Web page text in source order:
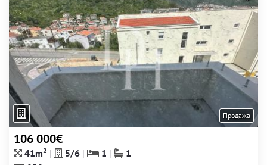
Продажа
106 000€
41m2 5/6 1
1